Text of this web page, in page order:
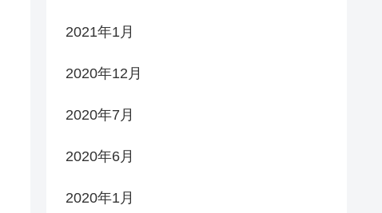
2021年1月
2020年12月
2020年7月
2020年6月
2020年1月